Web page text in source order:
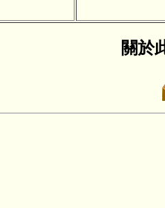
關於